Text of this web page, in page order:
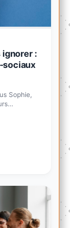
ignorer :
sociaux
Sophie,